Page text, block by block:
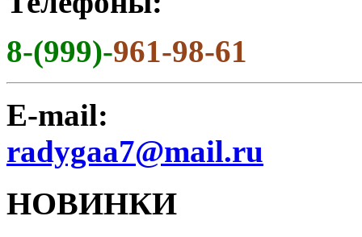
8-(999)-961-98-61
E-mail:
radygaa7@mail.ru
НОВИНКИ